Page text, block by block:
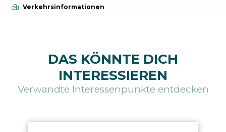
Verkehrsinformationen
DAS KÖNNTE DICH
INTERESSIEREN
Verwandte Interessenpunkte entdecken